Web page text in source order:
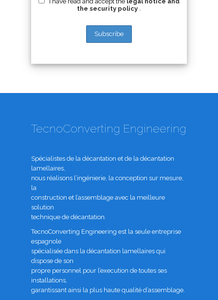
the security policy .
TecnoConverting Engineering
Spécialistes de la décantation et de la décantation
lamellaires,
nous réalisons l’ingénierie, la conception sur mesure,
la
construction et l’assemblage avec la meilleure
solution
technique de décantation.
TecnoConverting Engineering est la seule entreprise
espagnole
spécialisée dans la décantation lamellaires qui
dispose de son
propre personnel pour l’execution de toutes ses
installations,
garantissant ainsi la plus haute qualité d’assemblage.